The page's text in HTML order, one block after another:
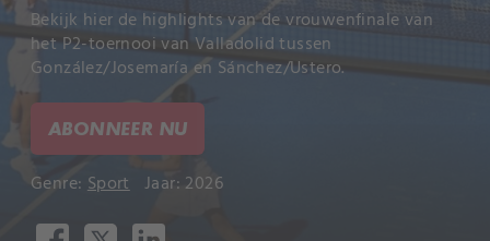
Bekijk hier de highlights van de vrouwenfinale van
het P2-toernooi van Valladolid tussen
González/Josemaría en Sánchez/Ustero.
ABONNEER NU
Genre: Sport Jaar: 2026